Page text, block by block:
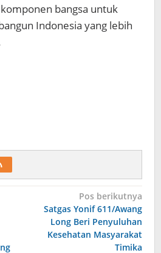
bangsa untuk
Indonesia yang lebih
Pos berikutnya
Satgas Yonif 611/Awang
Long Beri Penyuluhan
Kesehatan Masyarakat
Timika